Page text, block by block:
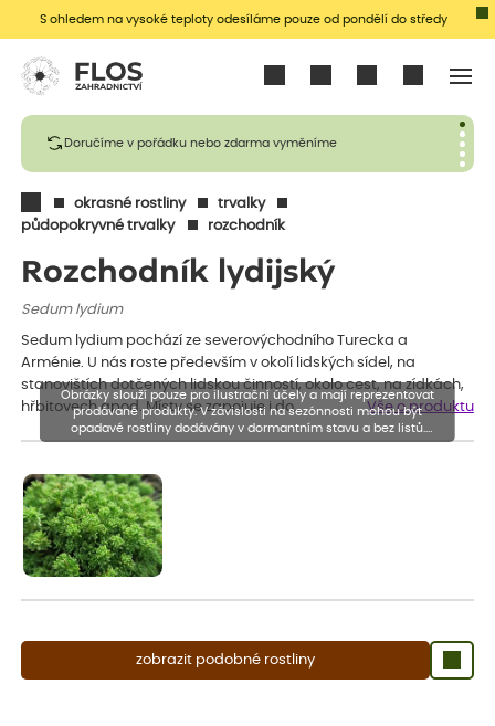
S ohledem na vysoké teploty odesíláme pouze od pondělí do středy
Doručíme v pořádku nebo zdarma vyměníme
okrasné rostliny
trvalky
půdopokryvné trvalky
rozchodník
Rozchodník lydijský
Sedum lydium
Sedum lydium pochází ze severovýchodního Turecka a
Arménie. U nás roste především v okolí lidských sídel, na
stanovištích dotčených lidskou činností, okolo cest, na zídkách,
hřbitovech apod. Místy se zapojuje i do…
Vše o produktu
zobrazit podobné rostliny
Obrázky slouží pouze pro ilustrační účely a mají reprezentovat
prodávané produkty. V závislosti na sezónnosti mohou být
opadavé rostliny dodávány v dormantním stavu a bez listů.
Rostliny mohou být také sestřiženy níže, než je uvedená výška,